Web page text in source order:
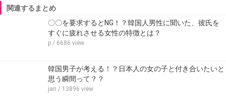
関連するまとめ
〇〇を要求するとNG！？韓国人男性に聞いた、彼氏を
すぐに疲れさせる女性の特徴とは？
p / 6686 view
韓国男子が考える！？日本人の女の子と付き合いたいと
思う瞬間って？？
jan / 13896 view